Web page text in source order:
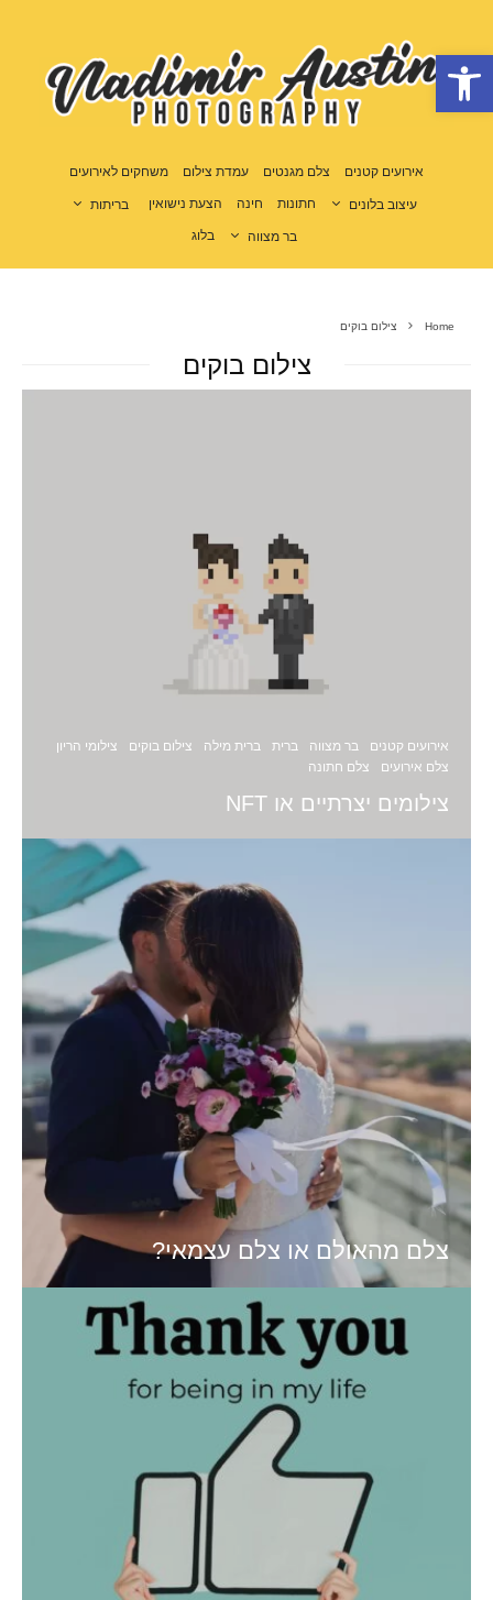
פתח סרגל נגישות
אירועים קטנים צלם מגנטים עמדת צילום משחקים לאירועים
עיצוב בלונים חתונות חינה הצעת נישואין בריתות
בר מצווה בלוג
Home צילום בוקים
צילום בוקים
אירועים קטנים בר מצווה ברית ברית מילה צילום בוקים
צילומי הריון
צלם אירועים
צלם חתונה
צילומים יצרתיים או NFT
צלם מהאולם או צלם עצמאי?